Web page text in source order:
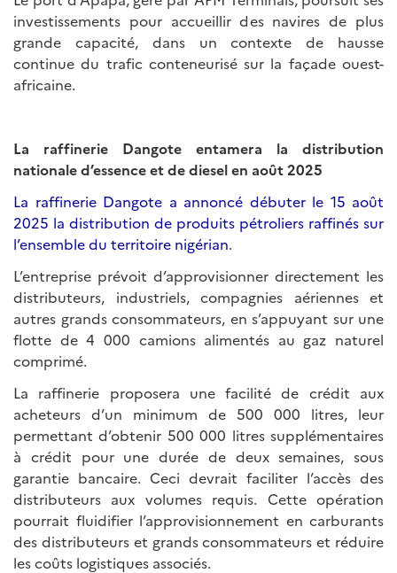
investissements pour accueillir des navires de plus
grande capacité, dans un contexte de hausse
continue du trafic conteneurisé sur la façade ouest-
africaine.
La raffinerie Dangote entamera la distribution
nationale d’essence et de diesel en août 2025
La raffinerie Dangote a annoncé débuter le 15 août
2025 la distribution de produits pétroliers raffinés sur
l’ensemble du territoire nigérian.
L’entreprise prévoit d’approvisionner directement les
distributeurs, industriels, compagnies aériennes et
autres grands consommateurs, en s’appuyant sur une
flotte de 4 000 camions alimentés au gaz naturel
comprimé.
La raffinerie proposera une facilité de crédit aux
acheteurs d’un minimum de 500 000 litres, leur
permettant d’obtenir 500 000 litres supplémentaires
à crédit pour une durée de deux semaines, sous
garantie bancaire. Ceci devrait faciliter l’accès des
distributeurs aux volumes requis. Cette opération
pourrait fluidifier l’approvisionnement en carburants
des distributeurs et grands consommateurs et réduire
les coûts logistiques associés.